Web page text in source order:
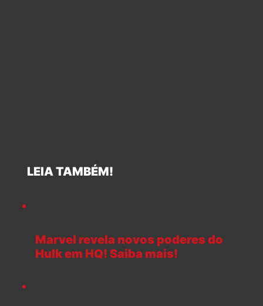
LEIA TAMBÉM!
Marvel revela novos poderes do
Hulk em HQ! Saiba mais!